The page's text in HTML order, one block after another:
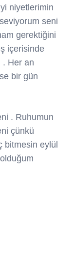
niyetlerimin
seni
gerektiğini
içerisinde
. Her an
bir gün
. Ruhumun
çünkü
bitmesin eylül